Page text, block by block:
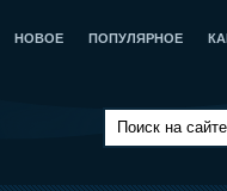
НОВОЕ ПОПУЛЯРНОЕ